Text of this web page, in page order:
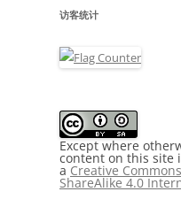
访客统计
Except where
content on this site
a Creative
ShareAlike 4.0